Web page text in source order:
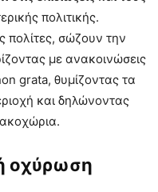
πολιτικής.
πολίτες, σώζουν την
με ανακοινώσεις
grata, θυμίζοντας τα
και δηλώνοντας
οχύρωση